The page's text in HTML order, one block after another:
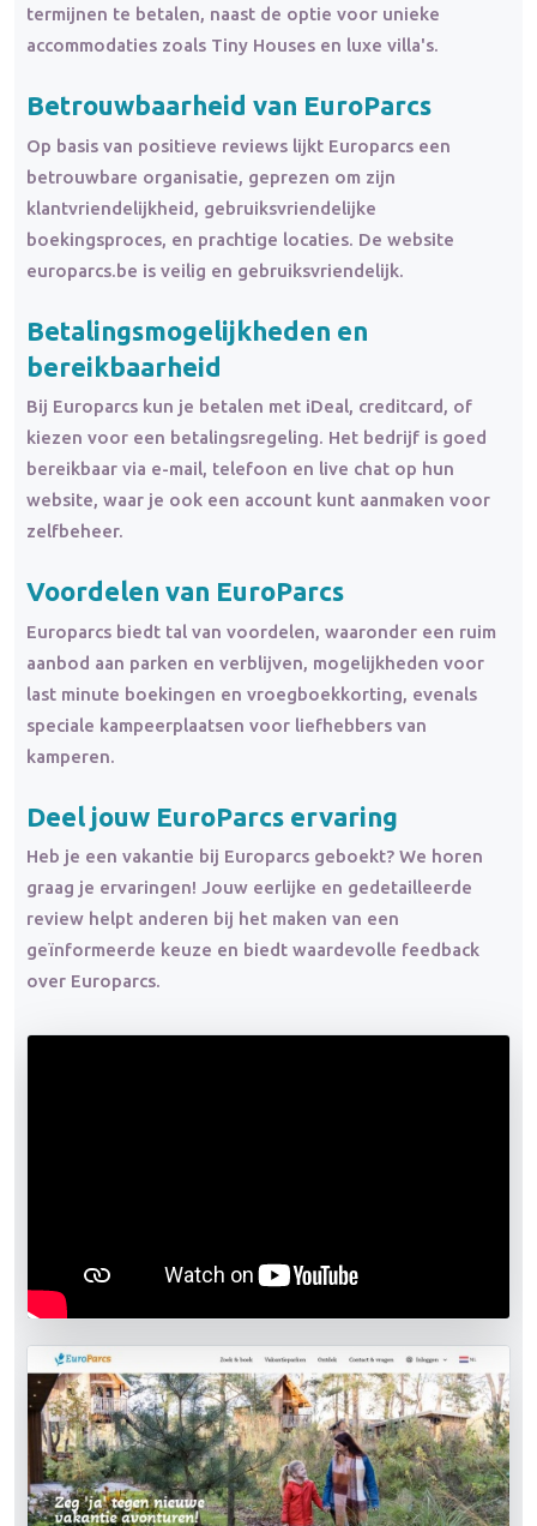
termijnen te betalen, naast de optie voor unieke
accommodaties zoals Tiny Houses en luxe villa's.
Betrouwbaarheid van EuroParcs
Op basis van positieve reviews lijkt Europarcs een
betrouwbare organisatie, geprezen om zijn
klantvriendelijkheid, gebruiksvriendelijke
boekingsproces, en prachtige locaties. De website
europarcs.be is veilig en gebruiksvriendelijk.
Betalingsmogelijkheden en
bereikbaarheid
Bij Europarcs kun je betalen met iDeal, creditcard, of
kiezen voor een betalingsregeling. Het bedrijf is goed
bereikbaar via e-mail, telefoon en live chat op hun
website, waar je ook een account kunt aanmaken voor
zelfbeheer.
Voordelen van EuroParcs
Europarcs biedt tal van voordelen, waaronder een ruim
aanbod aan parken en verblijven, mogelijkheden voor
last minute boekingen en vroegboekkorting, evenals
speciale kampeerplaatsen voor liefhebbers van
kamperen.
Deel jouw EuroParcs ervaring
Heb je een vakantie bij Europarcs geboekt? We horen
graag je ervaringen! Jouw eerlijke en gedetailleerde
review helpt anderen bij het maken van een
geïnformeerde keuze en biedt waardevolle feedback
over Europarcs.